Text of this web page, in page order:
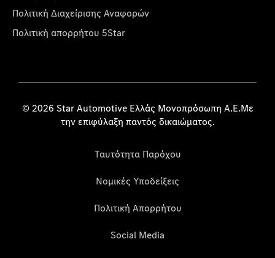
Πολιτική Διαχείρισης Αναφορών
Πολιτική απορρήτου 5Star
© 2026 Star Automotive Ελλάς Μονοπρόσωπη Α.Ε.Με
την επιφύλαξη παντός δικαιώματος.
Ταυτότητα Παρόχου
Νομικές Υποδείξεις
Πολιτική Απορρήτου
Social Media